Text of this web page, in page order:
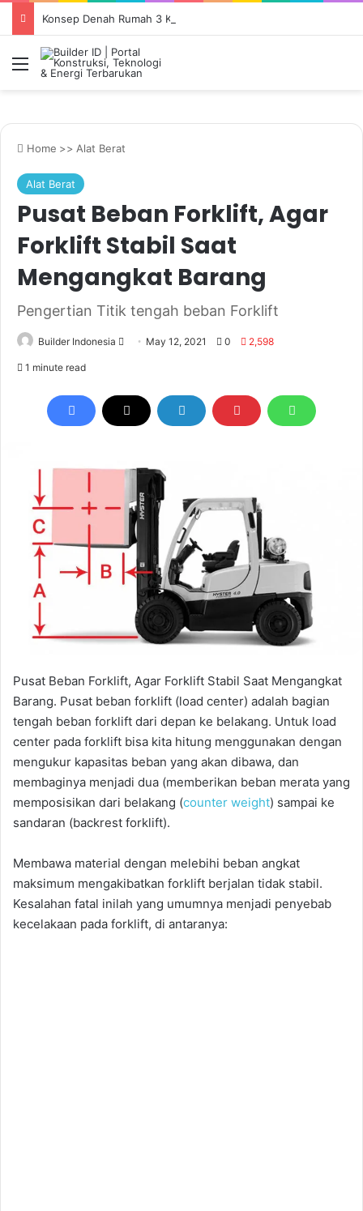
Menu
Home >> Alat Berat
Alat Berat
Pusat Beban Forklift, Agar
Forklift Stabil Saat
Mengangkat Barang
Pengertian Titik tengah beban Forklift
Builder Indonesia
Send May 12, 2021 0 2,598
1 minute read
Pusat Beban Forklift, Agar Forklift Stabil Saat Mengangkat
Barang. Pusat beban forklift (load center) adalah bagian
tengah beban forklift dari depan ke belakang. Untuk load
center pada forklift bisa kita hitung menggunakan dengan
mengukur kapasitas beban yang akan dibawa, dan
membaginya menjadi dua (memberikan beban merata yang
memposisikan dari belakang (counter weight) sampai ke
sandaran (backrest forklift).
Membawa material dengan melebihi beban angkat
maksimum mengakibatkan forklift berjalan tidak stabil.
Kesalahan fatal inilah yang umumnya menjadi penyebab
kecelakaan pada forklift, di antaranya: